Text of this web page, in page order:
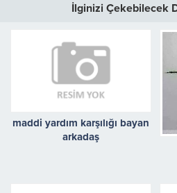
İlginizi Çekebilecek
maddi yardım karşılığı bayan
arkadaş